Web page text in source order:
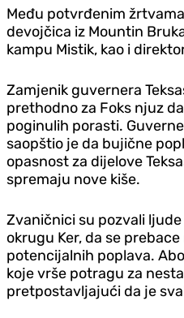
Među potvrđenim
devojčica iz Mountin
kampu Mistik, kao i
Zamjenik guvernera
prethodno za Foks njuz
poginulih porasti.
saopštio je da bujične
opasnost za dijelove
spremaju nove kiše.
Zvaničnici su pozvali
okrugu Ker, da se
potencijalnih poplava.
koje vrše potragu za
pretpostavljajući da je